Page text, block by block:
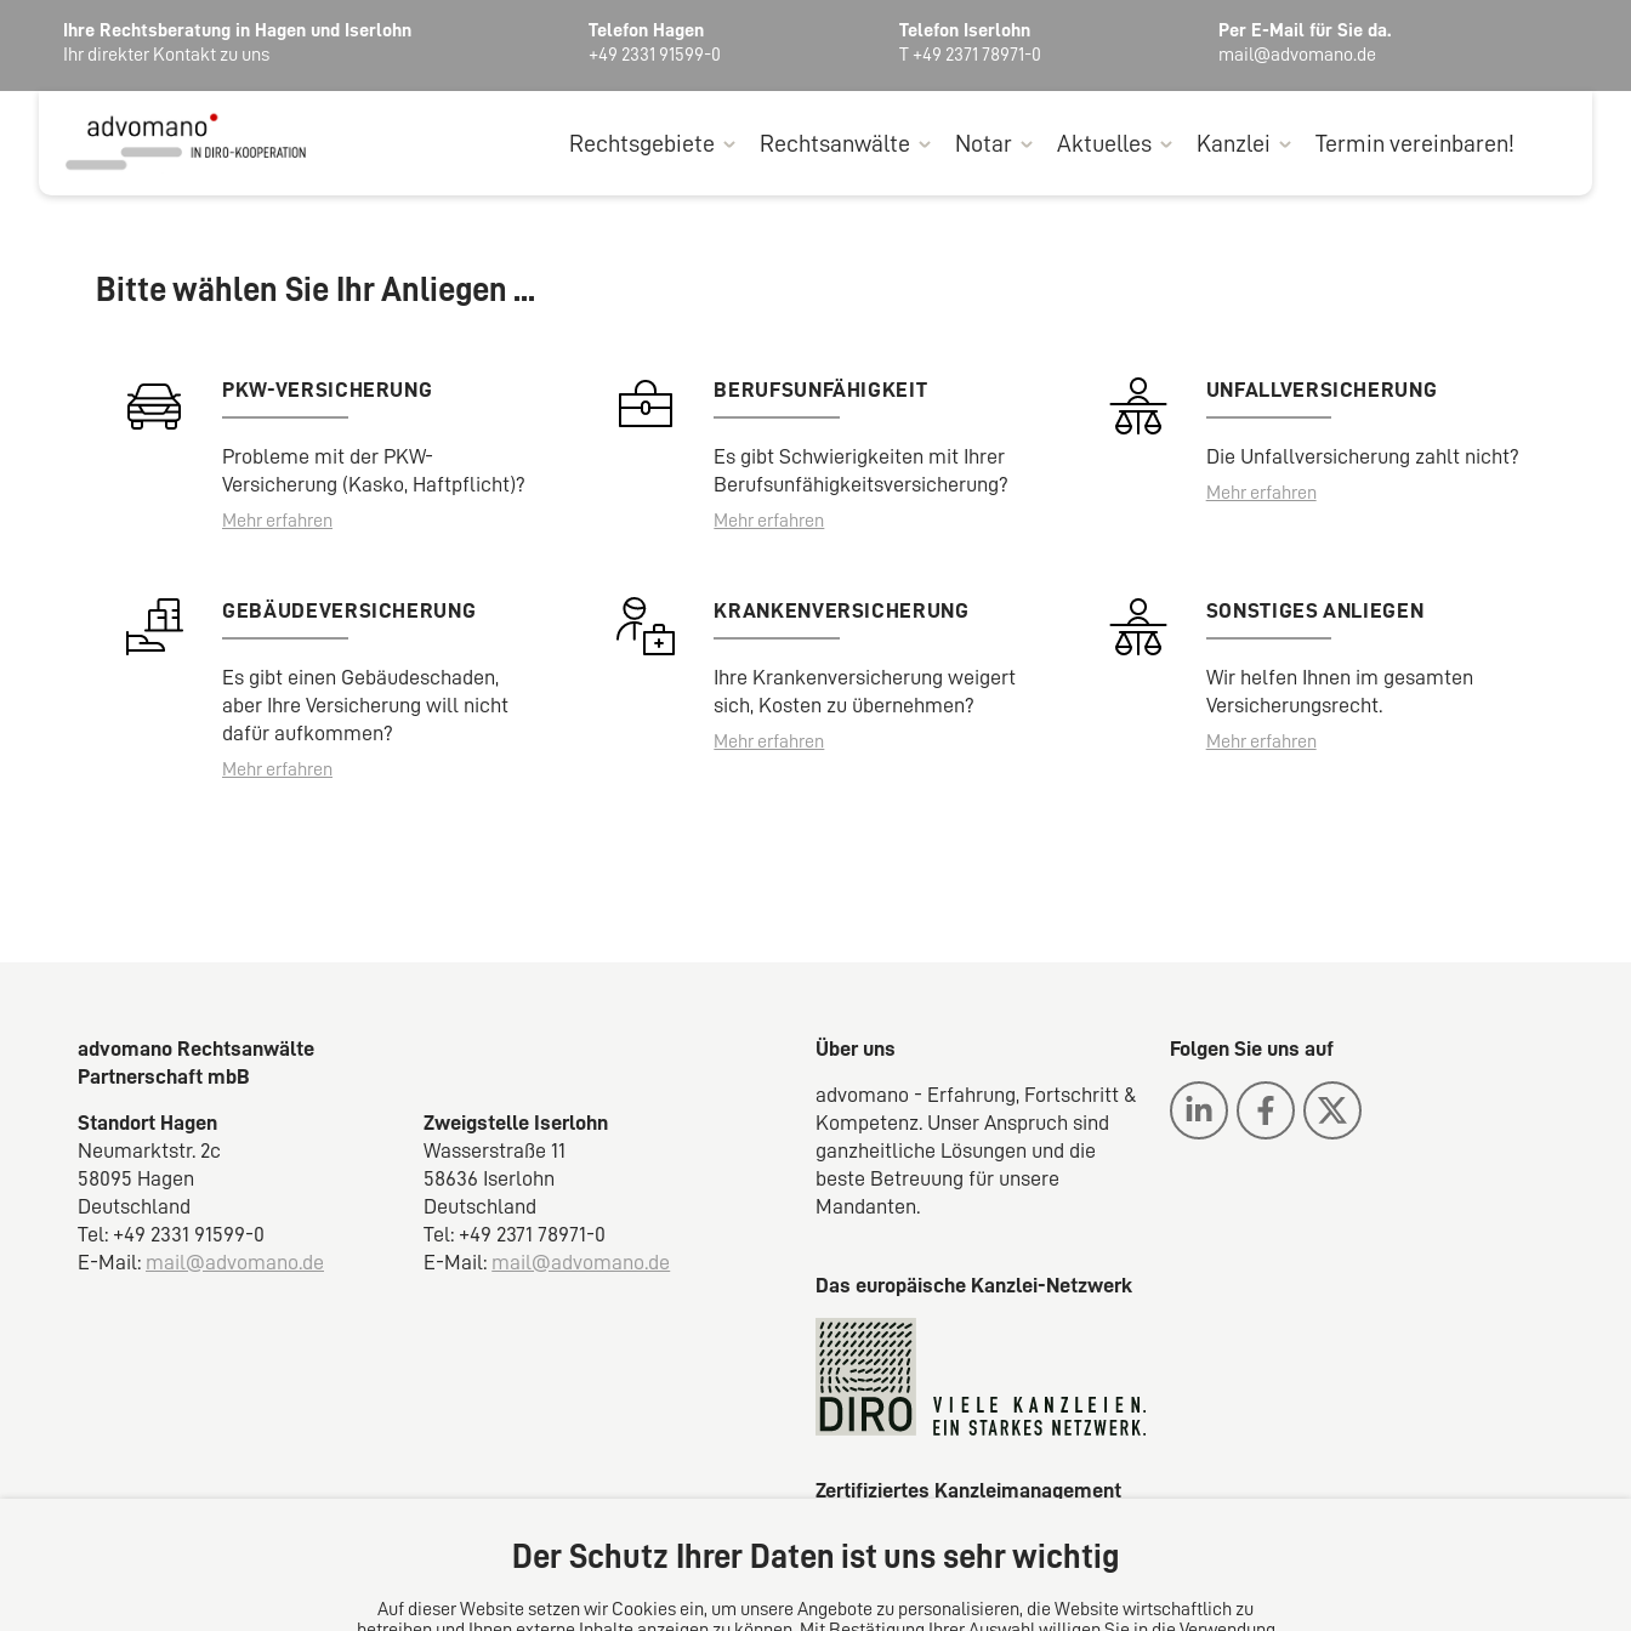
Ihre Rechtsberatung in Hagen und Iserlohn
Ihr direkter Kontakt zu uns
Telefon Hagen
+49 2331 91599-0
Telefon Iserlohn
T +49 2371 78971-0
Per E-Mail für Sie da.
mail@advomano.de
Rechtsgebiete Rechtsanwälte Notar Aktuelles Kanzlei Termin vereinbaren!
Bitte wählen Sie Ihr Anliegen ...
PKW-VERSICHERUNG
Probleme mit der PKW-
Versicherung (Kasko, Haftpflicht)?
Mehr erfahren
BERUFSUNFÄHIGKEIT
Es gibt Schwierigkeiten mit Ihrer
Berufsunfähigkeitsversicherung?
Mehr erfahren
UNFALLVERSICHERUNG
Die Unfallversicherung zahlt nicht?
Mehr erfahren
GEBÄUDEVERSICHERUNG
Es gibt einen Gebäudeschaden,
aber Ihre Versicherung will nicht
dafür aufkommen?
Mehr erfahren
KRANKENVERSICHERUNG
Ihre Krankenversicherung weigert
sich, Kosten zu übernehmen?
Mehr erfahren
SONSTIGES ANLIEGEN
Wir helfen Ihnen im gesamten
Versicherungsrecht.
Mehr erfahren
advomano Rechtsanwälte
Partnerschaft mbB
Standort Hagen
Neumarktstr. 2c
58095 Hagen
Deutschland
Tel: +49 2331 91599-0
E-Mail: mail@advomano.de
Zweigstelle Iserlohn
Wasserstraße 11
58636 Iserlohn
Deutschland
Tel: +49 2371 78971-0
E-Mail: mail@advomano.de
Über uns
advomano - Erfahrung, Fortschritt &
Kompetenz. Unser Anspruch sind
ganzheitliche Lösungen und die
beste Betreuung für unsere
Mandanten.
Folgen Sie uns auf
Das europäische Kanzlei-Netzwerk
Zertifiziertes Kanzleimanagement
Der Schutz Ihrer Daten ist uns sehr wichtig
Auf dieser Website setzen wir Cookies ein, um unsere Angebote zu personalisieren, die Website wirtschaftlich zu